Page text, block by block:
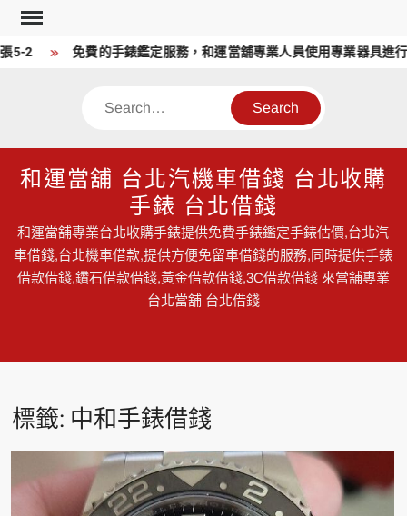
Skip
content
5-2 免費的手錶鑑定服務，和運當舖專業人員使用專業器具進
Search
和運當舖 台北汽機車借錢 台北收購
手錶 台北借錢
和運當舖專業台北收購手錶提供免費手錶鑑定手錶估價,台北汽
車借錢,台北機車借款,提供方便免留車借錢的服務,同時提供手錶
借款借錢,鑽石借款借錢,黃金借款借錢,3C借款借錢 來當舖專業
台北當舖 台北借錢
標籤: 中和手錶借錢